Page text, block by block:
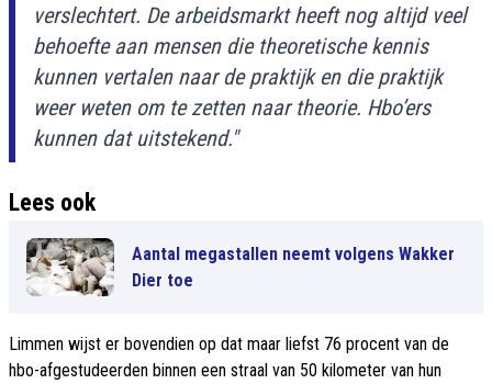
verslechtert. De arbeidsmarkt heeft nog altijd veel
behoefte aan mensen die theoretische kennis
kunnen vertalen naar de praktijk en die praktijk
weer weten om te zetten naar theorie. Hbo’ers
kunnen dat uitstekend."
Lees ook
Aantal megastallen neemt volgens Wakker
Dier toe
Limmen wijst er bovendien op dat maar liefst 76 procent van de
hbo-afgestudeerden binnen een straal van 50 kilometer van hun